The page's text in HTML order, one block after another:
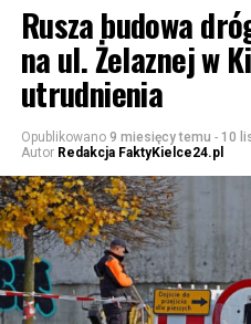
Rusza budowa
na ul. Żelaznej w
utrudnienia
Opublikowano 9 miesięcy temu - 10
Autor Redakcja FaktyKielce24.pl